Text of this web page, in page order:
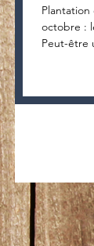
octobre : le safran fleurit progressivement...
Peut-être